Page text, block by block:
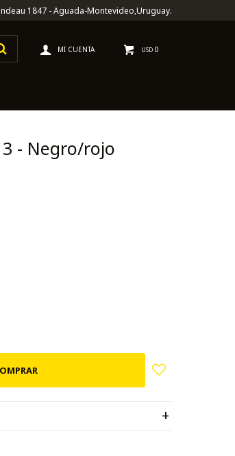
USD 0
1847 - Aguada-Montevideo,Uruguay.
3 - Negro/rojo